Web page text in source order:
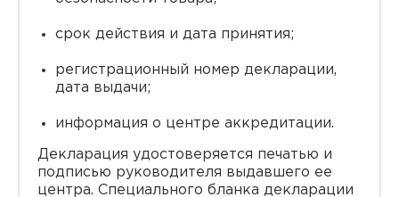
срок действия и дата принятия;
регистрационный номер декларации,
дата выдачи;
информация о центре аккредитации.
Декларация удостоверяется печатью и
подписью руководителя выдавшего ее
центра. Специального бланка декларации